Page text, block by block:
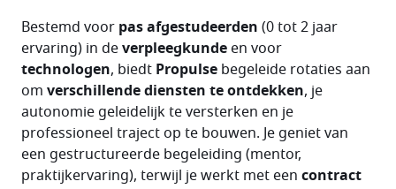
Bestemd voor pas afgestudeerden (0 tot 2 jaar
ervaring) in de verpleegkunde en voor
technologen, biedt Propulse begeleide rotaties aan
om verschillende diensten te ontdekken, je
autonomie geleidelijk te versterken en je
professioneel traject op te bouwen. Je geniet van
een gestructureerde begeleiding (mentor,
praktijkervaring), terwijl je werkt met een contract